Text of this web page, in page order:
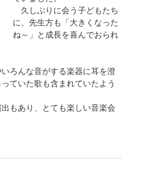
久しぶりに会う子どもたち
に、先生方も「大きくなった
ね～」と成長を喜んでおられ
ろんな音がする楽器に耳を澄
ていた歌も含まれていたよう
もあり、とても楽しい音楽会